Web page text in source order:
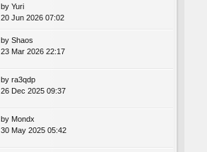
by Yuri
20 Jun 2026 07:02
by Shaos
23 Mar 2026 22:17
by ra3qdp
26 Dec 2025 09:37
by Mondx
30 May 2025 05:42